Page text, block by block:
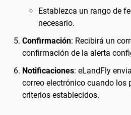
Establezca un rango de
necesario.
Confirmación: Recibirá un
confirmación de la alerta
Notificaciones: eLandFly
correo electrónico cuando los
criterios establecidos.